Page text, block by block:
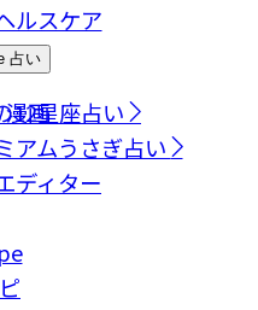
ルスケア
占い
12星座占い
アムうさぎ占い
漫画
ディター